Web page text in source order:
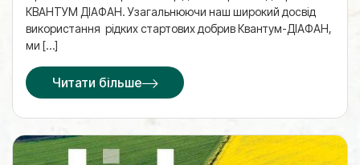
КВАНТУМ ДІАФАН. Узагальнюючи наш широкий досвід
використання рідких стартових добрив Квантум-ДІАФАН,
ми […]
Читати більше